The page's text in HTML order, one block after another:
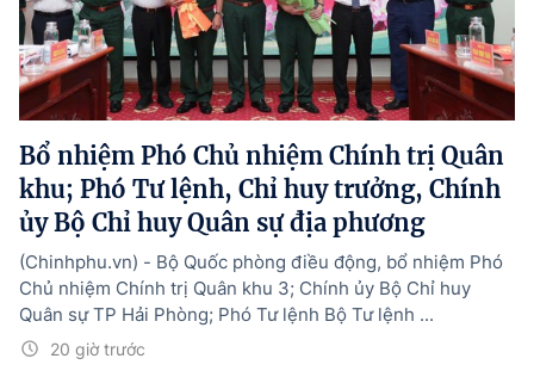
Bổ nhiệm Phó Chủ nhiệm Chính trị Quân
khu; Phó Tư lệnh, Chỉ huy trưởng, Chính
ủy Bộ Chỉ huy Quân sự địa phương
20 giờ trước
(Chinhphu.vn) - Bộ Quốc phòng điều động, bổ nhiệm Phó
Chủ nhiệm Chính trị Quân khu 3; Chính ủy Bộ Chỉ huy
Quân sự TP Hải Phòng; Phó Tư lệnh Bộ Tư lệnh ...